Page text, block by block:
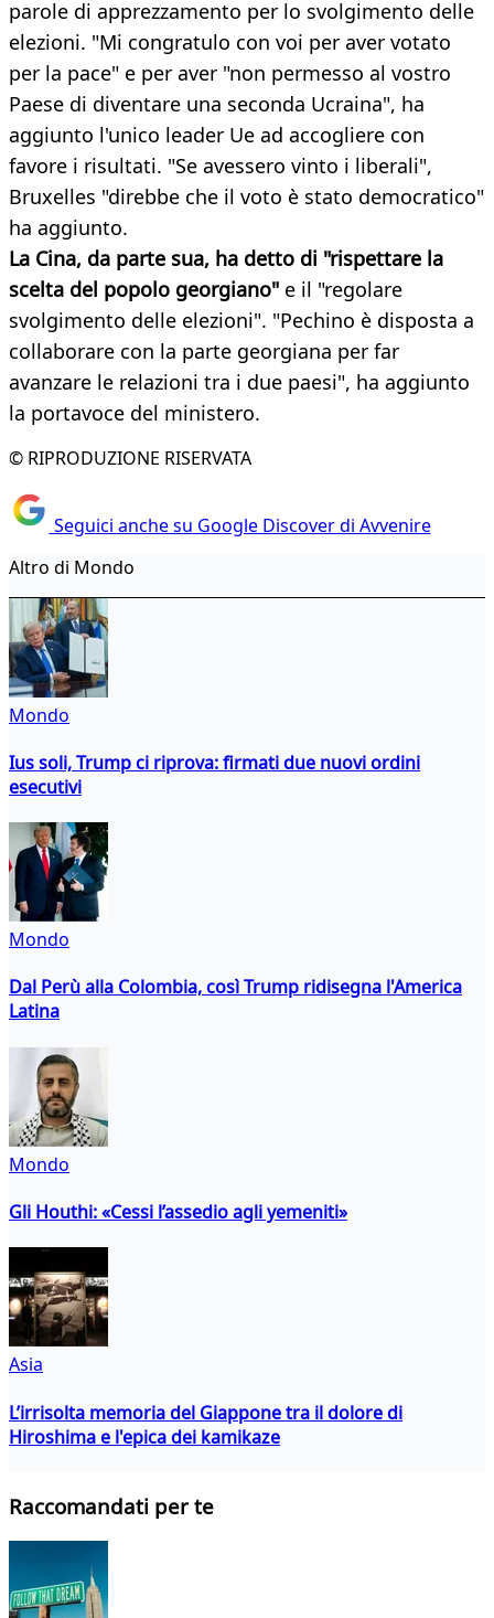
parole di apprezzamento per lo svolgimento delle
elezioni. "Mi congratulo con voi per aver votato
per la pace" e per aver "non permesso al vostro
Paese di diventare una seconda Ucraina", ha
aggiunto l'unico leader Ue ad accogliere con
favore i risultati. "Se avessero vinto i liberali",
Bruxelles "direbbe che il voto è stato democratico"
ha aggiunto.
La Cina, da parte sua, ha detto di "rispettare la
scelta del popolo georgiano" e il "regolare
svolgimento delle elezioni". "Pechino è disposta a
collaborare con la parte georgiana per far
avanzare le relazioni tra i due paesi", ha aggiunto
la portavoce del ministero.
© RIPRODUZIONE RISERVATA
Seguici anche su Google Discover di Avvenire
Altro di Mondo
Mondo
Ius soli, Trump ci riprova: firmati due nuovi ordini
esecutivi
Mondo
Dal Perù alla Colombia, così Trump ridisegna l'America
Latina
Mondo
Gli Houthi: «Cessi l’assedio agli yemeniti»
Asia
L’irrisolta memoria del Giappone tra il dolore di
Hiroshima e l'epica dei kamikaze
Raccomandati per te